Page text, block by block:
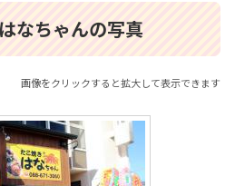
なちゃんの写真
画像をクリックすると拡大して表示できます